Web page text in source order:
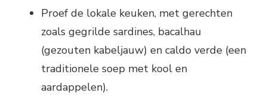
Proef de lokale keuken, met gerechten
zoals gegrilde sardines, bacalhau
(gezouten kabeljauw) en caldo verde (een
traditionele soep met kool en
aardappelen).